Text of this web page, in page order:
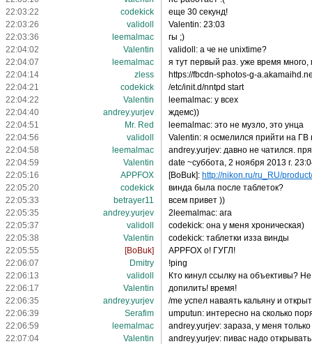
22:03:22
codekick
еще 30 секунд!
22:03:26
validoll
Valentin: 23:03
22:03:36
leemalmac
гы ;)
22:04:02
Valentin
validoll: а че не unixtime?
22:04:07
leemalmac
я тут первый раз. уже время много,
22:04:14
zless
https://fbcdn-sphotos-g-
22:04:21
codekick
/etc/init.d/nntpd start
22:04:22
Valentin
leemalmac: у всех
22:04:40
andrey.yurjev
ждемс))
22:04:51
Mr. Red
leemalmac: это не музло, это унца
22:04:56
validoll
Valentin: я осмелился прийти на
22:04:58
leemalmac
andrey.yurjev: давно не чатился.
22:04:59
Valentin
date ~суббота, 2 ноября 2013 г.
22:05:16
APPFOX [BoBuk]: http://nikon.ru/ru_RU/
22:05:20
codekick
винда была после таблеток?
22:05:33
betrayer11
всем привет ))
22:05:35
andrey.yurjev
2leemalmac: ага
22:05:37
validoll
codekick: она у меня хроническая)
22:05:38
Valentin
codekick: таблетки изза винды
22:05:55
[BoBuk]
APPFOX о! ГУГЛ!
22:06:07
Dmitry
!ping
22:06:13
validoll
Кто кинул ссылку на объективы?
22:06:17
Valentin
допилить! время!
22:06:35
andrey.yurjev
/me успел наваять кальяну и
22:06:39
Serafim
umputun: интересно на сколько
22:06:59
leemalmac
andrey.yurjev: зараза, у меня
22:07:04
Valentin
andrey.yurjev: пивас надо